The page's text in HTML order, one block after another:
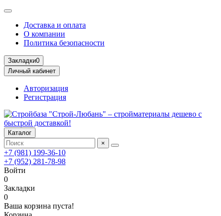
Доставка и оплата
О компании
Политика безопасности
Закладки0
Личный кабинет
Авторизация
Регистрация
Каталог
×
+7 (981) 199-36-10
+7 (952) 281-78-98
Войти
0
Закладки
0
Ваша корзина пуста!